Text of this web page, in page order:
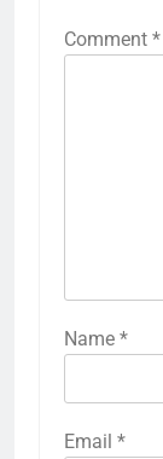
Comment *
Name *
Email *